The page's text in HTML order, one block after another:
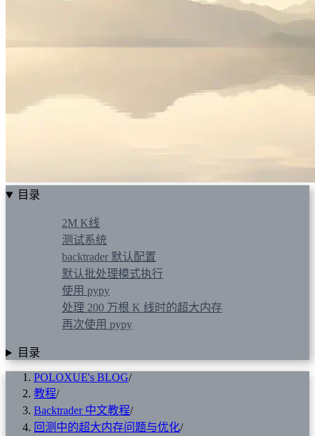
目录
2M K线
测试系统
backtrader 默认配置
默认批处理模式执行
使用 pypy
处理 200 万根 K 线时的超大内存
再次使用 pypy
目录
POLOXUE's BLOG/
教程/
Backtrader 中文教程/
回测中的超大内存问题与优化/